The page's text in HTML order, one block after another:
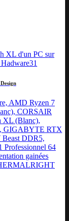
AMD Ryzen 7
CORSAIR
XL (Blanc),
GIGABYTE RTX
DDR5,
64
gainées